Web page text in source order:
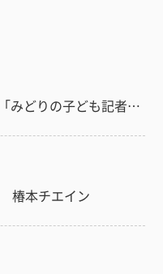
全国都市緑化フェアin京都丹波「みどりの子ども記者」小３～中３参加者募集します※募集は終了しました
椿本チエイン